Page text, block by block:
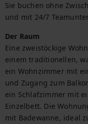
Sie buchen ohne
und mit 24/7
Der Raum
Eine zweistöckige
einem traditionellen,
ein Wohnzimmer mit
und Zugang zum
ein Schlafzimmer mit
Einzelbett. Die
mit Badewanne, ideal